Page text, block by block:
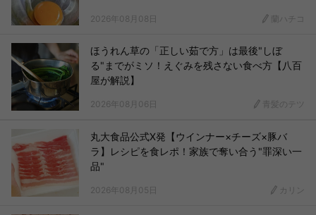
2026年08月08日 蘭ハチコ
ほうれん草の「正しい茹で方」は最後"しぼ
る"までがミソ！えぐみを残さない食べ方【八百
屋が解説】
2026年08月06日 青髪のテツ
丸大食品公式X発【ウインナー×チーズ×豚バ
ラ】レシピを食レポ！家族で奪い合う"罪深い一
品"
2026年08月05日 カリン